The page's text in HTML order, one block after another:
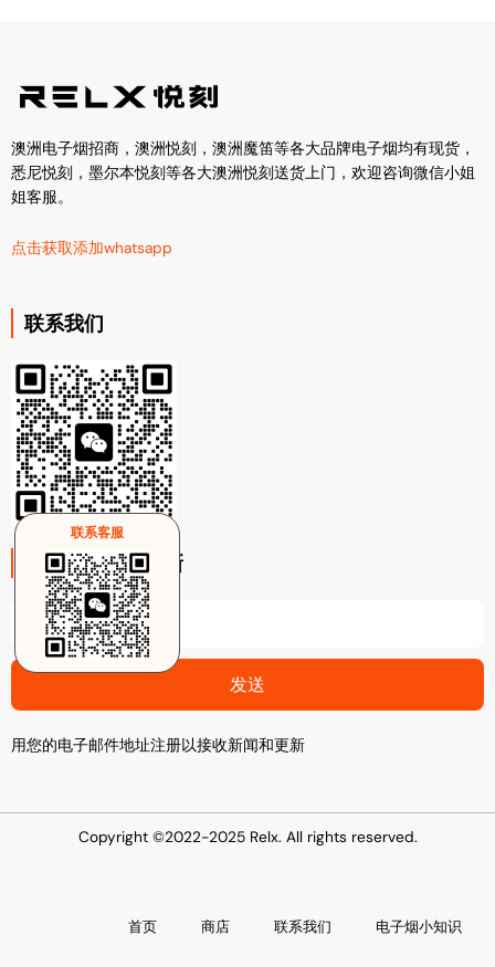
澳洲电子烟招商，澳洲悦刻，澳洲魔笛等各大品牌电子烟均有现货，
悉尼悦刻，墨尔本悦刻等各大澳洲悦刻送货上门，欢迎咨询微信小姐
姐客服。
点击获取添加whatsapp
联系我们
注册电子邮件更新
Email
发送
用您的电子邮件地址注册以接收新闻和更新
Copyright ©2022-2025 Relx. All rights reserved.
首页 商店 联系我们 电子烟小知识
联系客服